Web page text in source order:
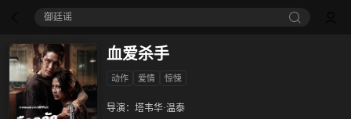
御廷谣‎
血爱杀手
动作 爱情 惊悚
导演： 塔韦华·温泰